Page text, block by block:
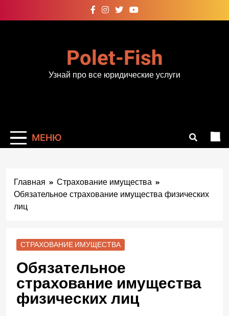
к
Polet-Fish
Узнай про все юридические услуги
МЕНЮ
Главная
Страхование имущества
Обязательное страхование имущества физических
лиц
СТРАХОВАНИЕ ИМУЩЕСТВА
Обязательное
страхование имущества
физических лиц